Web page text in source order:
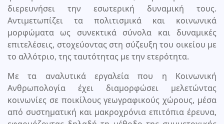
διερευνήσει την εσωτερική δυναμική τους.
Αντιμετωπίζει τα πολιτισμικά και κοινωνικά
μορφώματα ως συνεκτικά σύνολα και δυναμικές
επιτελέσεις, στοχεύοντας στη σύζευξη του οικείου με
το αλλότριο, της ταυτότητας με την ετερότητα.
Με τα αναλυτικά εργαλεία που η Κοινωνική
Ανθρωπολογία έχει διαμορφώσει μελετώντας
κοινωνίες σε ποικίλους γεωγραφικούς χώρους, μέσα
από συστηματική και μακροχρόνια επιτόπια έρευνα,